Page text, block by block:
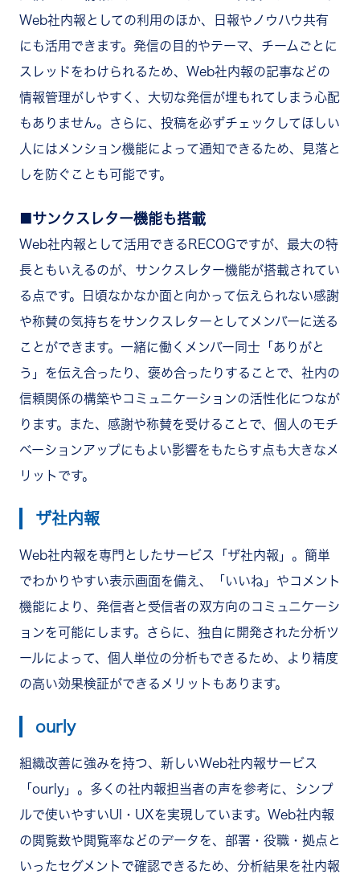
Web社内報としての利用のほか、日報やノウハウ共有
にも活用できます。発信の目的やテーマ、チームごとに
スレッドをわけられるため、Web社内報の記事などの
情報管理がしやすく、大切な発信が埋もれてしまう心配
もありません。さらに、投稿を必ずチェックしてほしい
人にはメンション機能によって通知できるため、見落と
しを防ぐことも可能です。
サンクスレター機能も搭載
Web社内報として活用できるRECOGですが、最大の特
長ともいえるのが、サンクスレター機能が搭載されてい
る点です。日頃なかなか面と向かって伝えられない感謝
や称賛の気持ちをサンクスレターとしてメンバーに送る
ことができます。一緒に働くメンバー同士「ありがと
う」を伝え合ったり、褒め合ったりすることで、社内の
信頼関係の構築やコミュニケーションの活性化につなが
ります。また、感謝や称賛を受けることで、個人のモチ
ベーションアップにもよい影響をもたらす点も大きなメ
リットです。
ザ社内報
Web社内報を専門としたサービス「ザ社内報」。簡単
でわかりやすい表示画面を備え、「いいね」やコメント
機能により、発信者と受信者の双方向のコミュニケーシ
ョンを可能にします。さらに、独自に開発された分析ツ
ールによって、個人単位の分析もできるため、より精度
の高い効果検証ができるメリットもあります。
ourly
組織改善に強みを持つ、新しいWeb社内報サービス
「ourly」。多くの社内報担当者の声を参考に、シンプ
ルで使いやすいUI・UXを実現しています。Web社内報
の閲覧数や閲覧率などのデータを、部署・役職・拠点と
いったセグメントで確認できるため、分析結果を社内報